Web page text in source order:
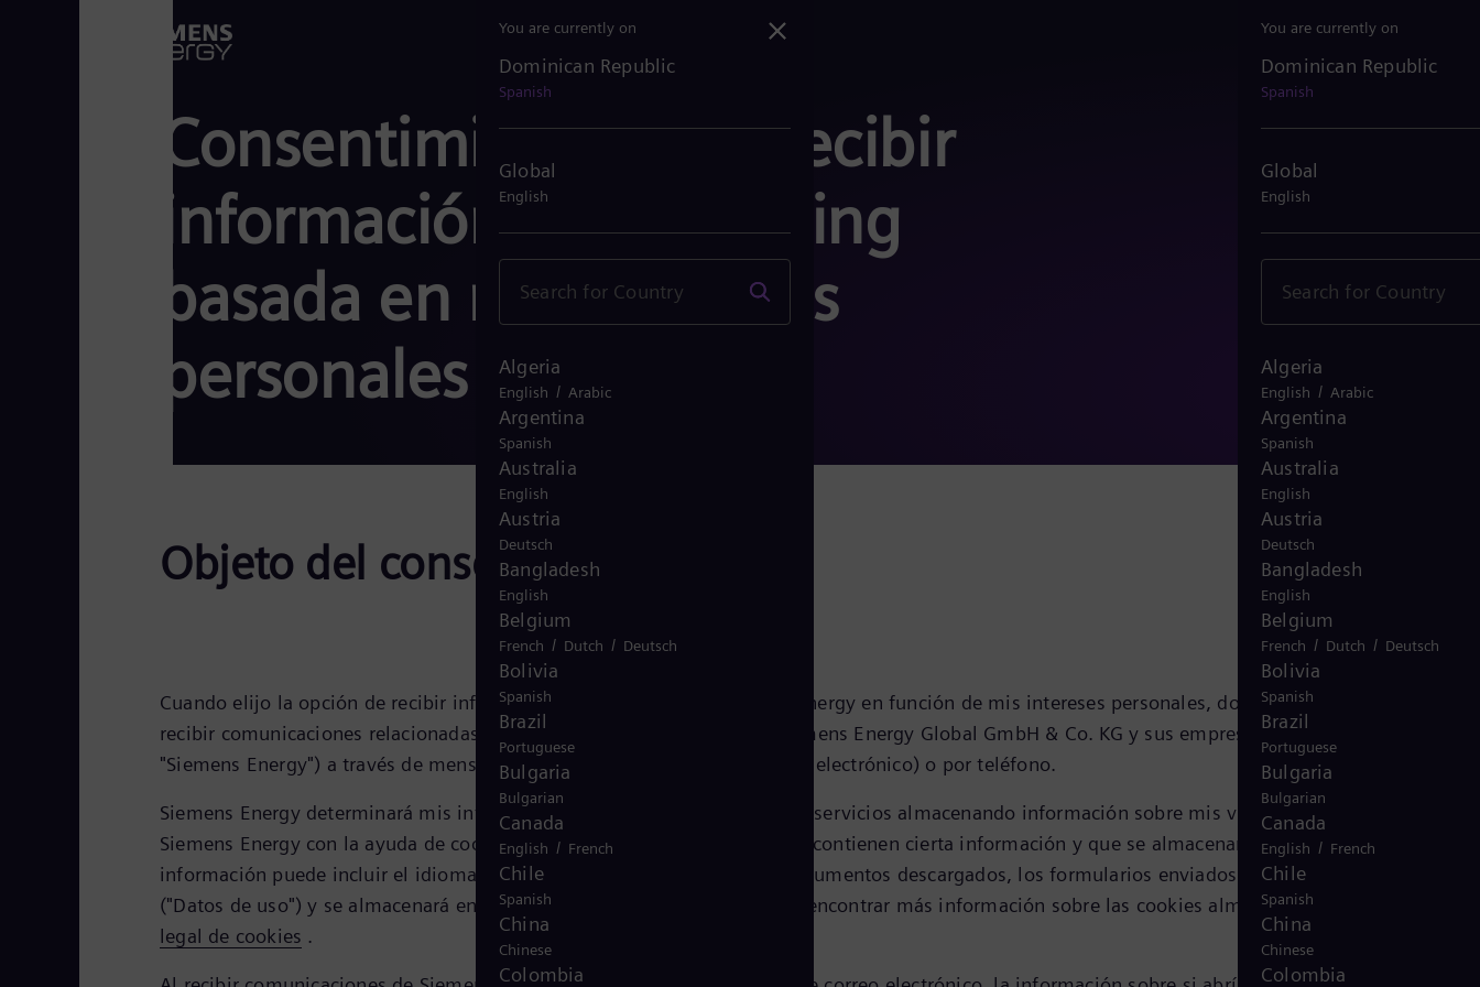
Dominican Republic
You are currently on
Dominican Republic
Spanish
Global
English
Algeria
English / Arabic
Argentina
Spanish
Australia
English
Austria
Deutsch
Bangladesh
English
Belgium
French / Dutch / Deutsch
Bolivia
Spanish
Brazil
Portuguese
Bulgaria
Bulgarian
Canada
English / French
Chile
Spanish
China
Chinese
Colombia
Consentimiento para recibir
información de marketing
basada en mis intereses
personales
Objeto del consentimiento
Cuando elijo la opción de recibir información de marketing de Siemens Energy en función de mis intereses personales, doy mi consentimiento para
recibir comunicaciones relacionadas con los productos y servicios de Siemens Energy Global GmbH & Co. KG y sus empresas afiliadas (en conjunto,
"Siemens Energy") a través de mensajes electrónicos (por ejemplo, correo electrónico) o por teléfono.
Siemens Energy determinará mis intereses personales en sus productos y servicios almacenando información sobre mis visitas a los sitios web de
Siemens Energy con la ayuda de cookies, que son pequeños archivos que contienen cierta información y que se almacenan en mi dispositivo. Esta
información puede incluir el idioma preferido, los artículos vistos, los documentos descargados, los formularios enviados y la fecha y hora de acceso
("Datos de uso") y se almacenará en un perfil de usuario personal. Puede encontrar más información sobre las cookies almacenadas en la página
legal de cookies .
You are currently on
Dominican Republic
Spanish
Global
English
Algeria
English / Arabic
Argentina
Spanish
Australia
English
Austria
Deutsch
Bangladesh
English
Belgium
French / Dutch / Deutsch
Bolivia
Spanish
Brazil
Portuguese
Bulgaria
Bulgarian
Canada
English / French
Chile
Spanish
China
Chinese
Colombia